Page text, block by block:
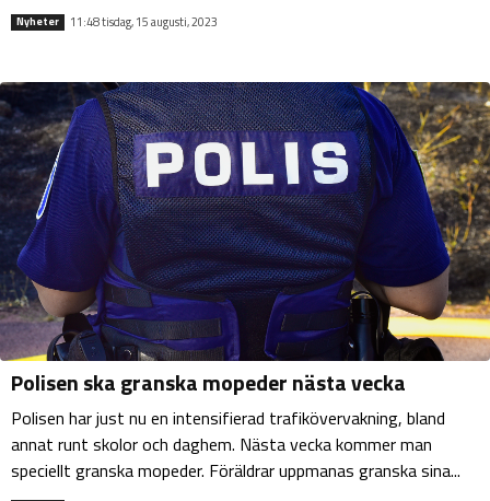
Nyheter 11:48 tisdag, 15 augusti, 2023
Polisen ska granska mopeder nästa vecka
Polisen har just nu en intensifierad trafikövervakning, bland
annat runt skolor och daghem. Nästa vecka kommer man
speciellt granska mopeder. Föräldrar uppmanas granska sina...